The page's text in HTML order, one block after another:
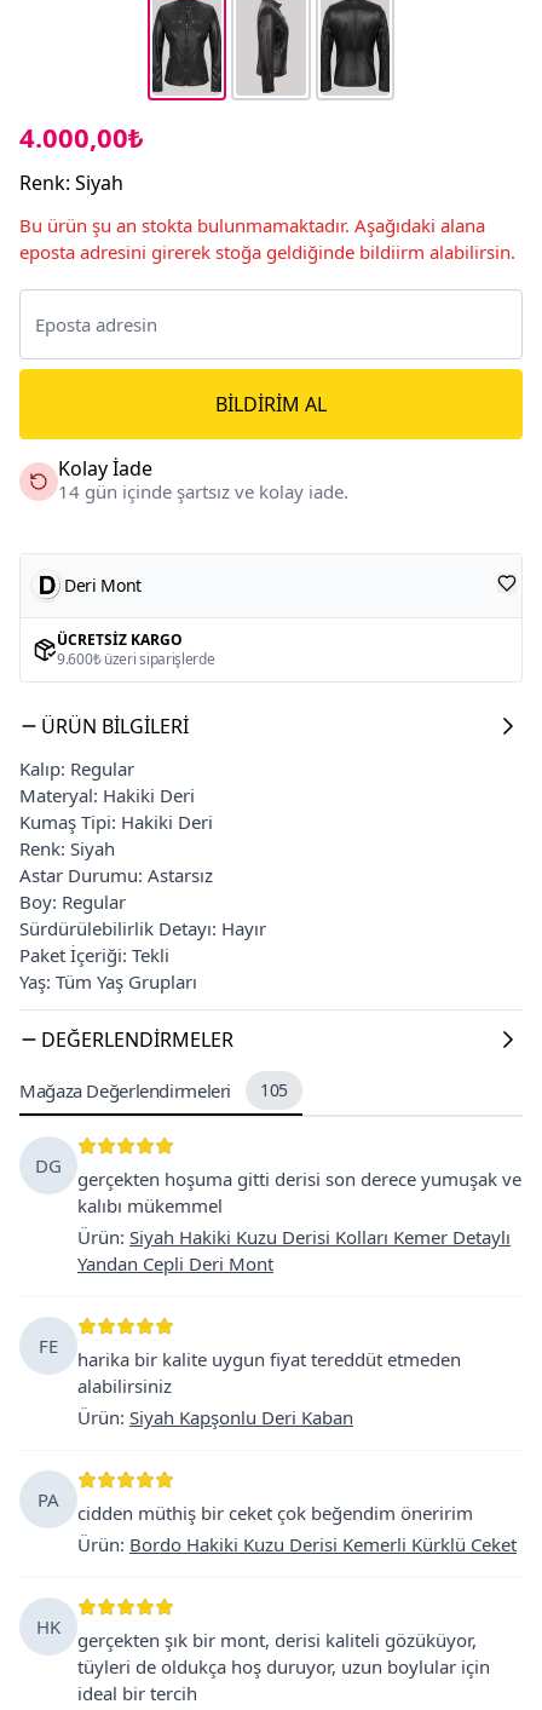
4.000,00₺
Renk: Siyah
Bu ürün şu an stokta bulunmamaktadır. Aşağıdaki alana
eposta adresini girerek stoğa geldiğinde bildiirm alabilirsin.
BILDIRIM AL
Kolay İade
14 gün içinde şartsız ve kolay iade.
Deri Mont
ÜCRETSIZ KARGO
9.600₺ üzeri siparişlerde
ÜRÜN BILGILERI
Kalıp: Regular
Materyal: Hakiki Deri
Kumaş Tipi: Hakiki Deri
Renk: Siyah
Astar Durumu: Astarsız
Boy: Regular
Sürdürülebilirlik Detayı: Hayır
Paket İçeriği: Tekli
Yaş: Tüm Yaş Grupları
DEĞERLENDIRMELER
Mağaza Değerlendirmeleri 105
DG
gerçekten hoşuma gitti derisi son derece yumuşak ve
kalıbı mükemmel
Ürün: Siyah Hakiki Kuzu Derisi Kolları Kemer Detaylı
Yandan Cepli Deri Mont
FE
harika bir kalite uygun fiyat tereddüt etmeden
alabilirsiniz
Ürün: Siyah Kapşonlu Deri Kaban
PA
cidden müthiş bir ceket çok beğendim öneririm
Ürün: Bordo Hakiki Kuzu Derisi Kemerli Kürklü Ceket
HK
gerçekten şık bir mont, derisi kaliteli gözüküyor,
tüyleri de oldukça hoş duruyor, uzun boylular için
ideal bir tercih